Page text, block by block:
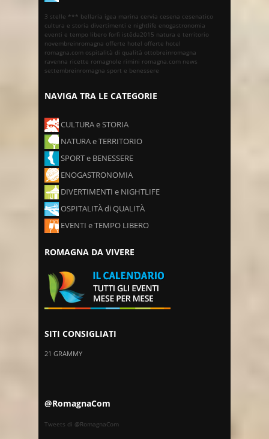
3 stelle *** bellaria igea marina cervia cesena cesenatico
cultura e storia divertimenti e nightlife enogastronomia
eventi e tempo libero forlì istêda2015 natura e territorio
novembreinromagna offerte hotel offerte hotel
romagna.com ospitalità di qualità ottobreinromagna
ravenna ricette romagnole rimini romagna.com news
settembreinromagna sport e benessere
NAVIGA TRA LE CATEGORIE
CULTURA e STORIA
NATURA e TERRITORIO
SPORT e BENESSERE
ENOGASTRONOMIA
DIVERTIMENTI e NIGHTLIFE
OSPITALITÀ di QUALITÀ
EVENTI e TEMPO LIBERO
ROMAGNA DA VIVERE
SITI CONSIGLIATI
21 GRAMMY
@RomagnaCom
Tweets di @RomagnaCom